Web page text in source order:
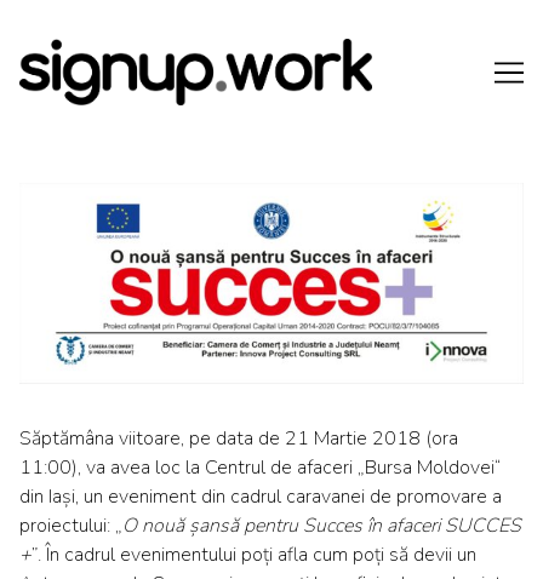
Content
Săptămâna viitoare, pe data de 21 Martie 2018 (ora
11:00), va avea loc la Centrul de afaceri „Bursa Moldovei“
din Iași, un eveniment din cadrul caravanei de promovare a
proiectului: „O nouă șansă pentru Succes în afaceri SUCCES
+”. În cadrul evenimentului poți afla cum poți să devii un